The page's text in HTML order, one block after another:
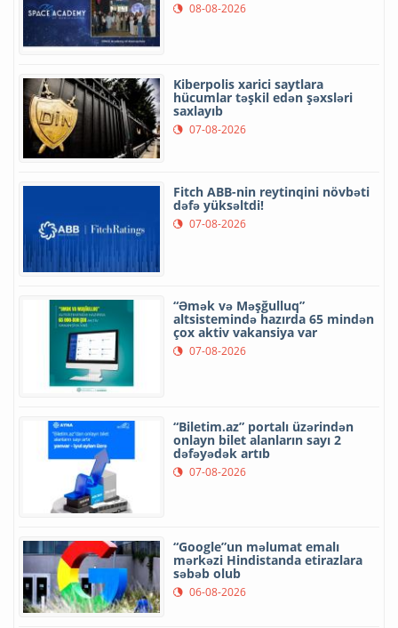
08-08-2026
Kiberpolis xarici saytlara
hücumlar təşkil edən şəxsləri
saxlayıb
07-08-2026
Fitch ABB-nin reytinqini növbəti
dəfə yüksəltdi!
07-08-2026
“Əmək və Məşğulluq”
altsistemində hazırda 65 mindən
çox aktiv vakansiya var
07-08-2026
“Biletim.az” portalı üzərindən
onlayn bilet alanların sayı 2
dəfəyədək artıb
07-08-2026
“Google”un məlumat emalı
mərkəzi Hindistanda etirazlara
səbəb olub
06-08-2026